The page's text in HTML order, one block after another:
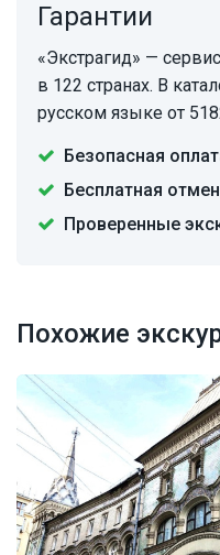
Гарантии
«Экстрагид» —
в 122 странах. В
русском языке от
Безопасная
Бесплатная
Проверенные
Похожие